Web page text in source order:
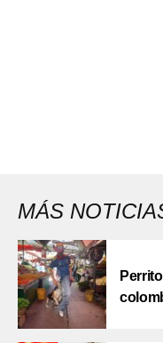
MÁS